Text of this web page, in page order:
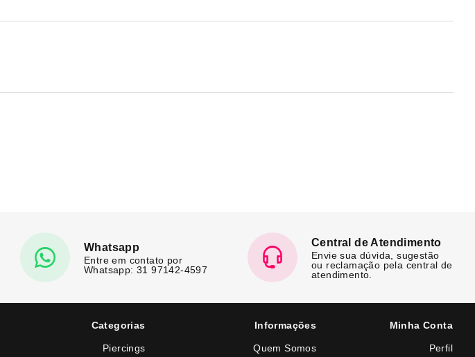
Whatsapp
Entre em contato por
Whatsapp: 31 97142-4597
Central de Atendimento
Envie sua dúvida, sugestão
ou reclamação pela central de
atendimento.
Categorias
Piercings
Informações
Quem Somos
Minha Conta
Perfil